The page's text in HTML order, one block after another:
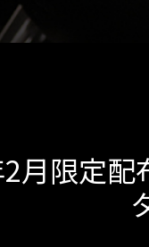
2月限定